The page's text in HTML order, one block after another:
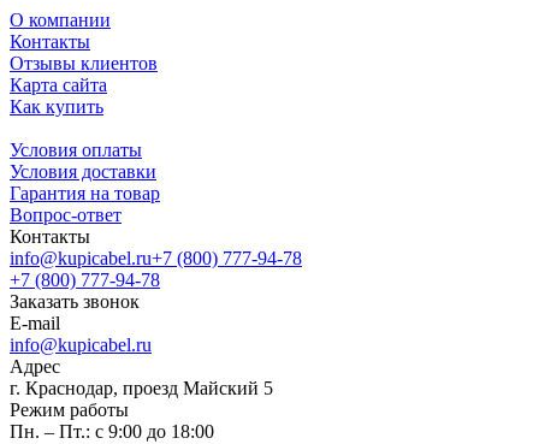
О компании
Контакты
Отзывы клиентов
Карта сайта
Как купить
Условия оплаты
Условия доставки
Гарантия на товар
Вопрос-ответ
Контакты
info@kupicabel.ru+7 (800) 777-94-78
+7 (800) 777-94-78
Заказать звонок
E-mail
info@kupicabel.ru
Адрес
г. Краснодар, проезд Майский 5
Режим работы
Пн. – Пт.: с 9:00 до 18:00